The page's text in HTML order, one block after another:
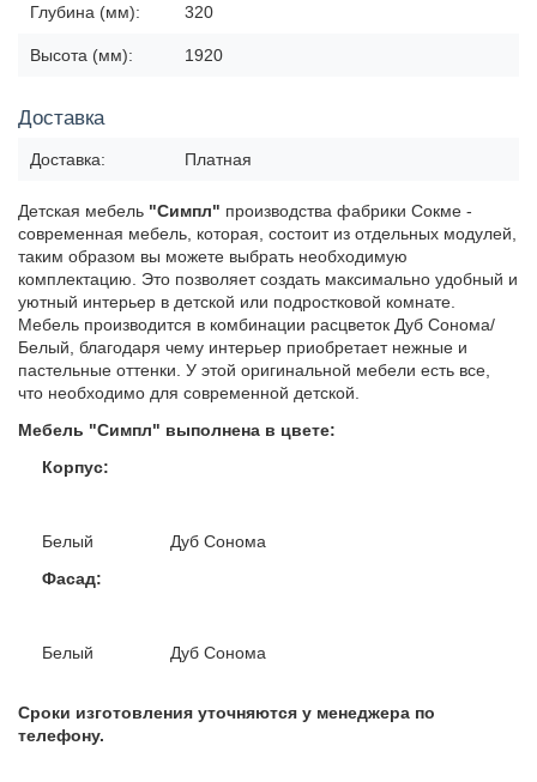
Глубина (мм): 320
Высота (мм): 1920
Доставка
Доставка: Платная
Детская мебель "Симпл" производства фабрики Сокме -
современная мебель, которая, состоит из отдельных модулей,
таким образом вы можете выбрать необходимую
комплектацию. Это позволяет создать максимально удобный и
уютный интерьер в детской или подростковой комнате.
Мебель производится в комбинации расцветок Дуб Сонома/
Белый, благодаря чему интерьер приобретает нежные и
пастельные оттенки. У этой оригинальной мебели есть все,
что необходимо для современной детской.
Мебель "Симпл" выполнена в цвете:
Корпус:
Белый Дуб Сонома
Фасад:
Белый Дуб Сонома
Сроки изготовления уточняются у менеджера по
телефону.